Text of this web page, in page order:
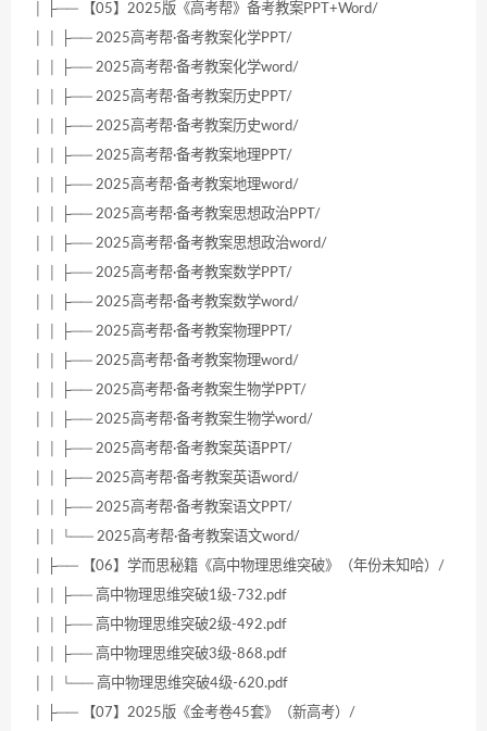
│ ├── 【05】2025版《高考帮》备考教案PPT+Word/
│ │ ├── 2025高考帮·备考教案化学PPT/
│ │ ├── 2025高考帮·备考教案化学word/
│ │ ├── 2025高考帮·备考教案历史PPT/
│ │ ├── 2025高考帮·备考教案历史word/
│ │ ├── 2025高考帮·备考教案地理PPT/
│ │ ├── 2025高考帮·备考教案地理word/
│ │ ├── 2025高考帮·备考教案思想政治PPT/
│ │ ├── 2025高考帮·备考教案思想政治word/
│ │ ├── 2025高考帮·备考教案数学PPT/
│ │ ├── 2025高考帮·备考教案数学word/
│ │ ├── 2025高考帮·备考教案物理PPT/
│ │ ├── 2025高考帮·备考教案物理word/
│ │ ├── 2025高考帮·备考教案生物学PPT/
│ │ ├── 2025高考帮·备考教案生物学word/
│ │ ├── 2025高考帮·备考教案英语PPT/
│ │ ├── 2025高考帮·备考教案英语word/
│ │ ├── 2025高考帮·备考教案语文PPT/
│ │ └── 2025高考帮·备考教案语文word/
│ ├── 【06】学而思秘籍《高中物理思维突破》（年份未知哈）/
│ │ ├── 高中物理思维突破1级-732.pdf
│ │ ├── 高中物理思维突破2级-492.pdf
│ │ ├── 高中物理思维突破3级-868.pdf
│ │ └── 高中物理思维突破4级-620.pdf
│ ├── 【07】2025版《金考卷45套》（新高考）/